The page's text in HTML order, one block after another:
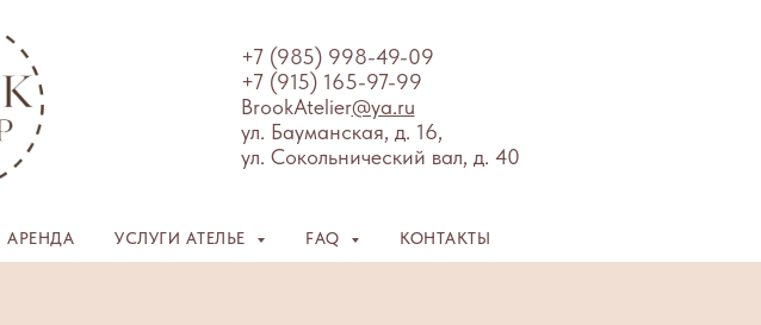
+7 (985) 998-49-09
+7 (915) 165-97-99
BrookAtelier@ya.ru
ул. Бауманская, д. 16,
ул. Сокольнический вал, д. 40
АРЕНДА УСЛУГИ АТЕЛЬЕ FAQ КОНТАКТЫ